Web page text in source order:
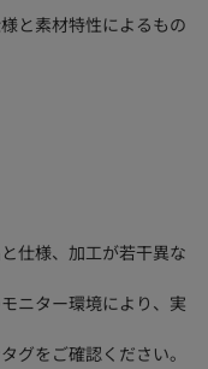
と素材特性によるもの
仕様、加工が若干異な
ニター環境により、実
グをご確認ください。